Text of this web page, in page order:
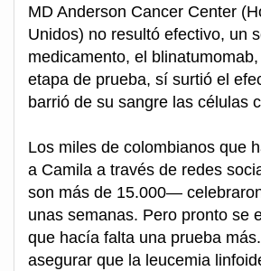
MD Anderson Cancer Center
Unidos) no resultó efectivo, un
medicamento, el
etapa de prueba, sí surtió el
barrió de su sangre las células
Los miles de colombianos que
a Camila a través de redes
son más de 15.000—
unas semanas. Pero pronto se
que hacía falta una prueba
asegurar que la leucemia